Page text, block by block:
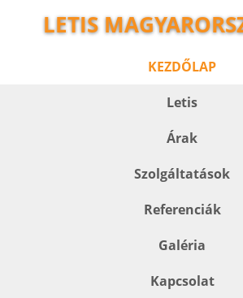
LETIS
KEZDŐLAP
Letis
Árak
Szolgáltatások
Referenciák
Galéria
Kapcsolat